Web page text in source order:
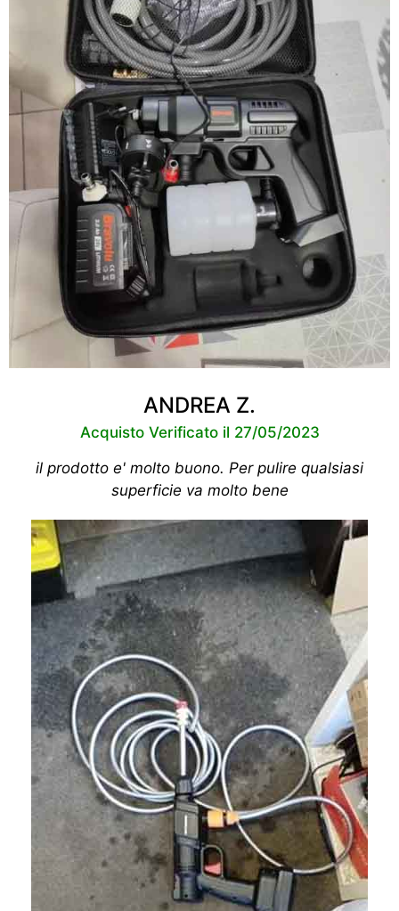
ANDREA Z.
Acquisto Verificato il 27/05/2023
il prodotto e' molto buono. Per pulire qualsiasi
superficie va molto bene